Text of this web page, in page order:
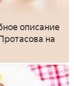
описание
на